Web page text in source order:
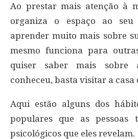
Ao prestar mais atenção à
organiza o espaço ao seu
aprender muito mais sobre
mesmo funciona para
quiser saber mais sobre
conheceu, basta visitar a casa
Aqui estão alguns dos
populares que as pessoas
psicológicos que eles revelam.